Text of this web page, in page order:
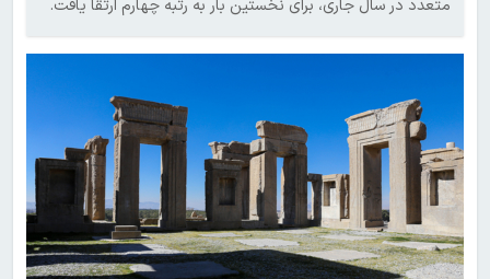
متعدد در سال جاری، برای نخستین بار به رتبه چهارم ارتقا یافت.